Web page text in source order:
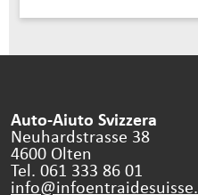
Auto-Aiuto Svizzera
Neuhardstrasse 38
4600 Olten
Tel. 061 333 86 01
info@infoentraidesuisse.